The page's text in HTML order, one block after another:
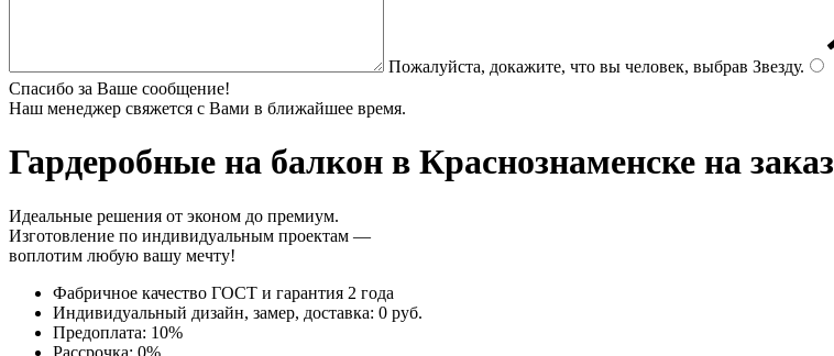
Пожалуйста, докажите, что вы человек, выбрав Звезду.
Спасибо за Ваше сообщение!
Наш менеджер свяжется с Вами в ближайшее время.
Гардеробные на балкон в Краснознаменске на заказ
Идеальные решения от эконом до премиум.
Изготовление по индивидуальным проектам —
воплотим любую вашу мечту!
Фабричное качество ГОСТ и гарантия 2 года
Индивидуальный дизайн, замер, доставка: 0 руб.
Предоплата: 10%
Рассрочка: 0%